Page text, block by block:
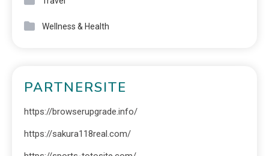
Wellness & Health
PARTNERSITE
https://browserupgrade.info/
https://sakura118real.com/